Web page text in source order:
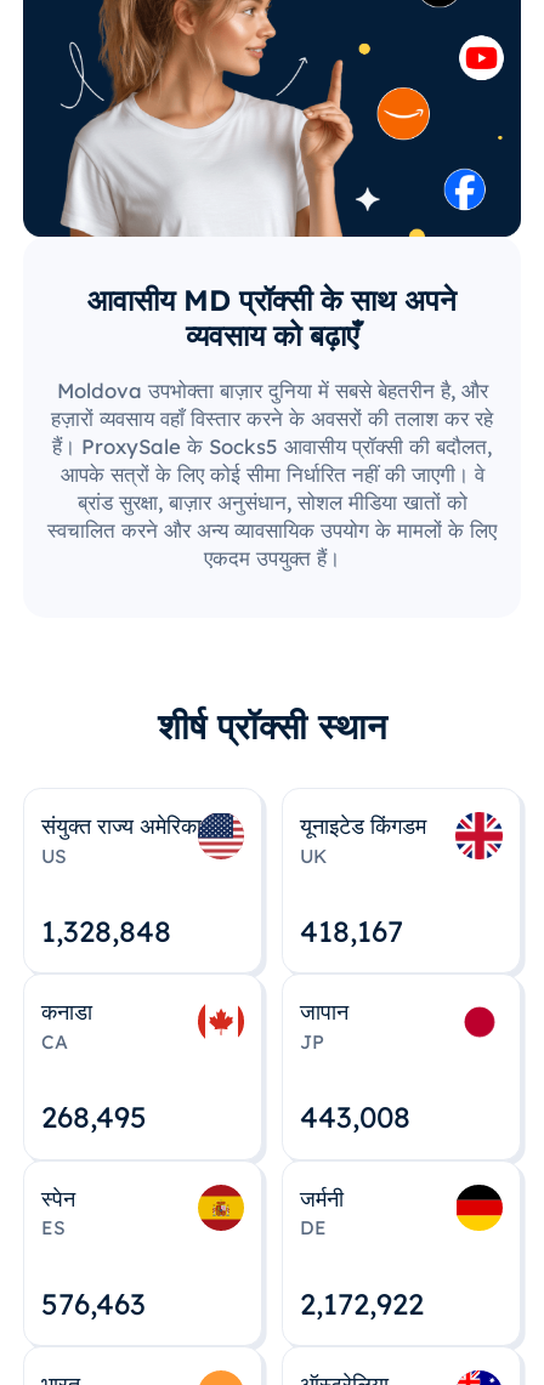
आवासीय MD प्रॉक्सी के साथ अपने
व्यवसाय को बढ़ाएँ
Moldova उपभोक्ता बाज़ार दुनिया में सबसे बेहतरीन है, और
हज़ारों व्यवसाय वहाँ विस्तार करने के अवसरों की तलाश कर रहे
हैं। ProxySale के Socks5 आवासीय प्रॉक्सी की बदौलत,
आपके सत्रों के लिए कोई सीमा निर्धारित नहीं की जाएगी। वे
ब्रांड सुरक्षा, बाज़ार अनुसंधान, सोशल मीडिया खातों को
स्वचालित करने और अन्य व्यावसायिक उपयोग के मामलों के लिए
एकदम उपयुक्त हैं।
शीर्ष प्रॉक्सी स्थान
संयुक्त राज्य अमेरिका
US
1,328,848
यूनाइटेड किंगडम
UK
418,167
कनाडा
CA
268,495
जापान
JP
443,008
स्पेन
ES
576,463
जर्मनी
DE
2,172,922